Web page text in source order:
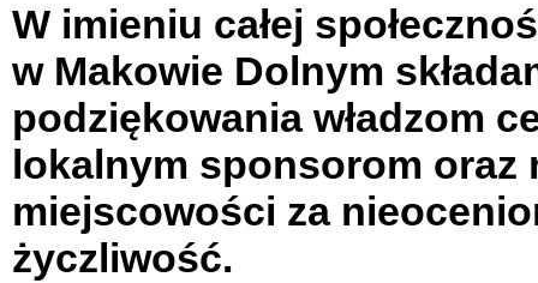
W imieniu całej
w Makowie Dolnym
podziękowaniawładzom
lokalnym sponsorom oraz
miejscowości za
życzliwość.